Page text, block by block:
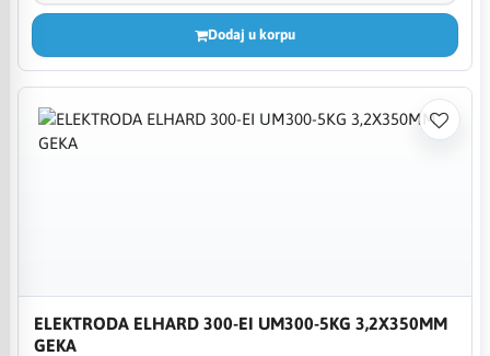
Dodaj u korpu
ELEKTRODA ELHARD 300-EI UM300-5KG 3,2X350MM
GEKA